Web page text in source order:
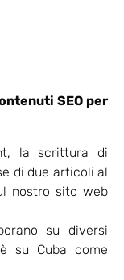
SEO per
la scrittura di
di due articoli al
nostro sito web
su diversi
su Cuba come